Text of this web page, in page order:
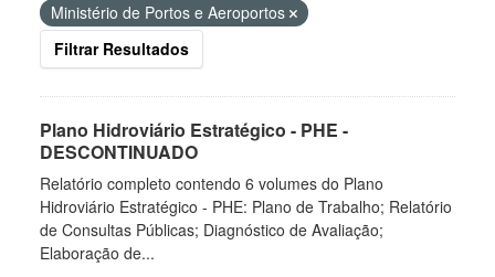
Ministério de Portos e Aeroportos
Filtrar Resultados
Plano Hidroviário Estratégico - PHE -
DESCONTINUADO
Relatório completo contendo 6 volumes do Plano
Hidroviário Estratégico - PHE: Plano de Trabalho; Relatório
de Consultas Públicas; Diagnóstico de Avaliação;
Elaboração de...